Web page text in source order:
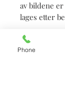
av bildene
lages etter
Info
Phone